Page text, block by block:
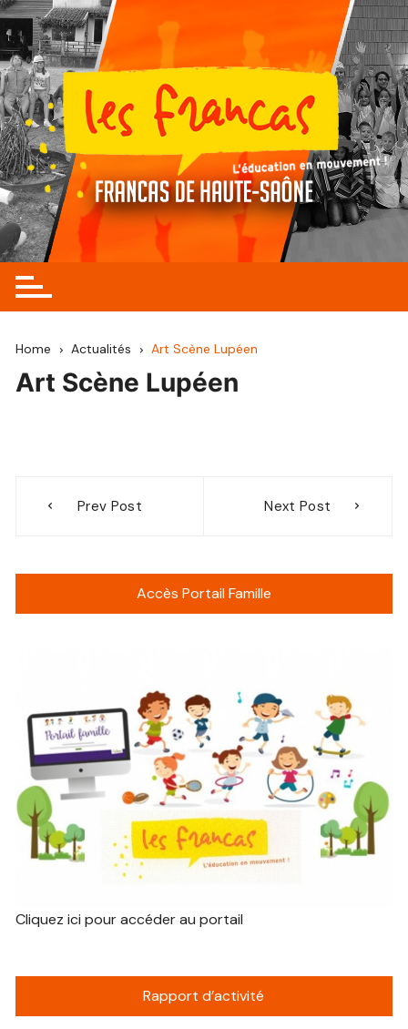
Skip
to
content
Home Actualités Art Scène Lupéen
Art Scène Lupéen
Prev Post Next Post
Accès Portail Famille
Cliquez ici pour accéder au portail
Rapport d’activité